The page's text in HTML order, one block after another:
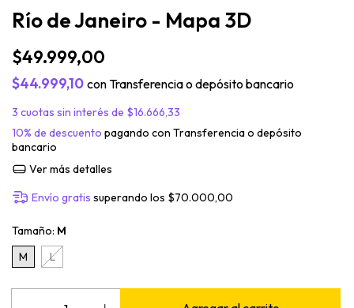
Río de Janeiro - Mapa 3D
$49.999,00
$44.999,10 conTransferencia o depósito bancario
3 cuotas sin interés de $16.666,33
10% de descuento pagando con Transferencia o depósito
bancario
Ver más detalles
Envío gratis superando los $70.000,00
Tamaño: M
M
L